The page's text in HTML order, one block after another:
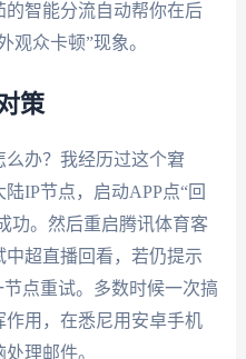
智能分流自动帮你在后
观众卡顿”现象。
策
办？我经历过这个窘
陆IP节点，启动APP点“回
功。然后重启腾讯体育客
超直播回看，若仍提示
点重试。多数时候一次搞
用，在悉尼用安卓手机
理邮件。